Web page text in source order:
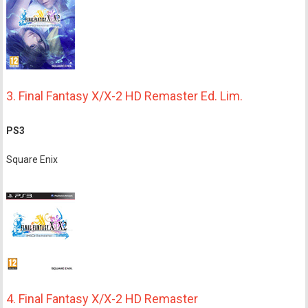
3. Final Fantasy X/X-2 HD Remaster Ed. Lim.
PS3
Square Enix
4. Final Fantasy X/X-2 HD Remaster